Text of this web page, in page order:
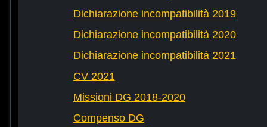
Dichiarazione incompatibilità 2019
Dichiarazione incompatibilità 2020
Dichiarazione incompatibilità 2021
CV 2021
Missioni DG 2018-2020
Compenso DG